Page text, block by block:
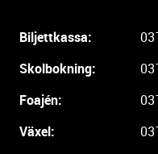
Biljettkassa:
Skolbokning:
Foajén:
Växel: